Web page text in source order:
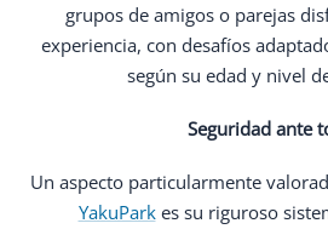
grupos de amigos o parejas
experiencia, con desafíos
según su edad y nivel
Seguridad ante
Un aspecto particularmente
YakuParkes su riguroso